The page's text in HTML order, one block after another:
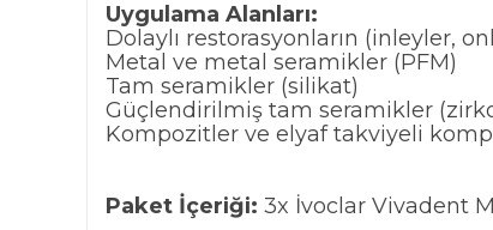
Uygulama Alanları:
Dolaylı restorasyonların (inleyler,
Metal ve metal seramikler (PFM)
Tam seramikler (silikat)
Güçlendirilmiş tam seramikler
Kompozitler ve elyaf takviyeli
Paket İçeriği: 3x İvoclar Vivadent